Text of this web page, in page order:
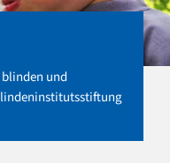
blinden und